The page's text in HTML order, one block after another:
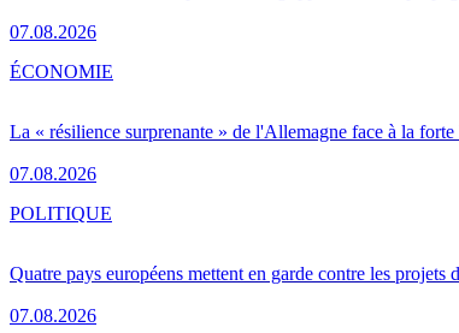
07.08.2026
La « résilience surprenante » de l'Allemagne face à la forte
07.08.2026
ÉCONOMIE
Quatre pays européens mettent en garde contre les projets
07.08.2026
POLITIQUE